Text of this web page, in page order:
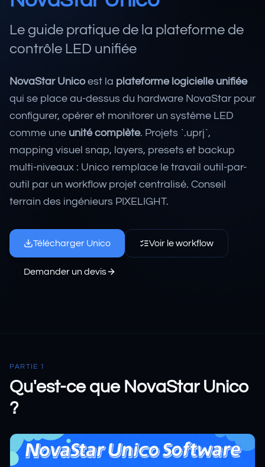
Le guide pratique de la plateforme de
contrôle LED unifiée
NovaStar Unicoest la plateforme logicielle unifiée
qui se place au-dessus du hardware NovaStar pour
configurer, opérer et monitorer un système LED
comme une unité complète. Projets `.uprj`,
mapping visuel snap, layers, presets et backup
multi-niveaux : Unico remplace le travail outil-par-
outil par un workflow projet centralisé. Conseil
terrain des ingénieurs PIXELIGHT.
Télécharger Unico Voir le workflow
Demander un devis
PARTIE 1
Qu'est-ce que NovaStar Unico
?